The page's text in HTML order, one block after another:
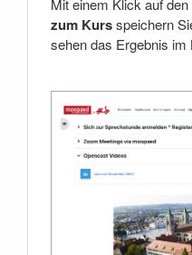
Mit einem Klick auf
zum Kursspeichern
sehen das Ergebnis im